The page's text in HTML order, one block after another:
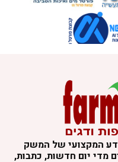
המקצועי של המשק
מדי יום חדשות, כתבות,